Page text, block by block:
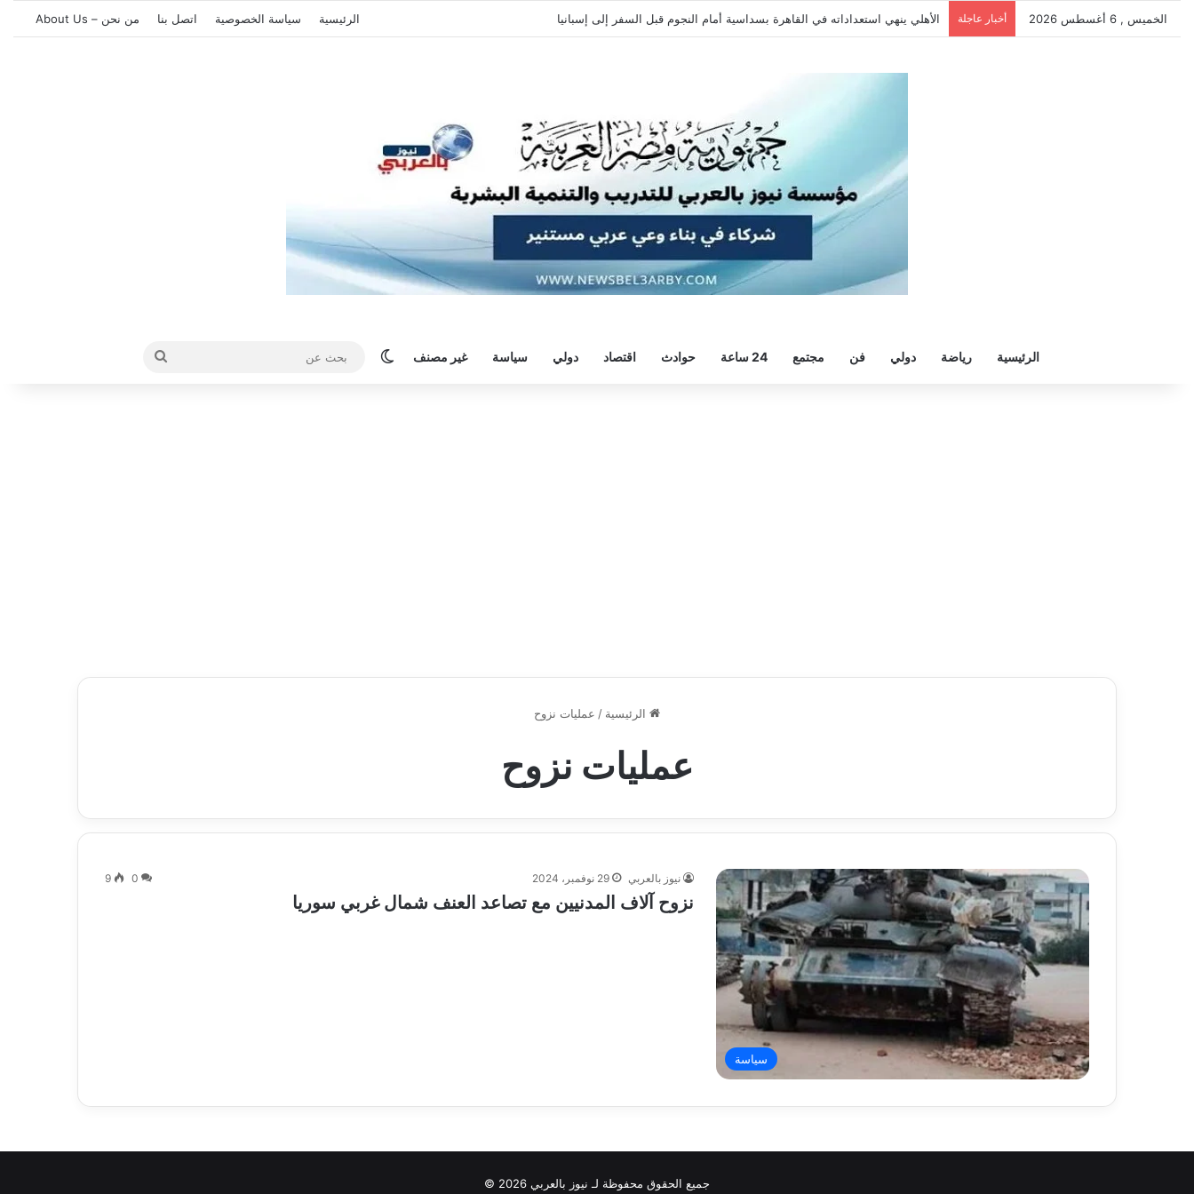
الخميس , 6 أغسطس 2026 أخبار عاجلة الأهلي ينهي استعداداته في القاهرة بسداسية أمام النجوم قبل السفر إلى إسبانيا الرئيسية سياسة الخصوصية اتصل بنا من نحن – About Us
الرئيسية رياضة دولي فن مجتمع 24 ساعة حوادث اقتصاد دولي سياسة غير مصنف الوضع المظلم
بحث
الرئيسية / عمليات نزوح
عمليات نزوح
سياسة
نيوز بالعربي 29 نوفمبر، 2024 0
9
نزوح آلاف المدنيين مع تصاعد العنف شمال غربي سوريا
جميع الحقوق محفوظة لـ نيوز بالعربي 2026 ©